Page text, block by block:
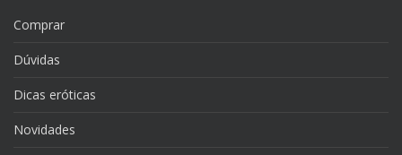
Comprar
Dúvidas
Dicas eróticas
Novidades